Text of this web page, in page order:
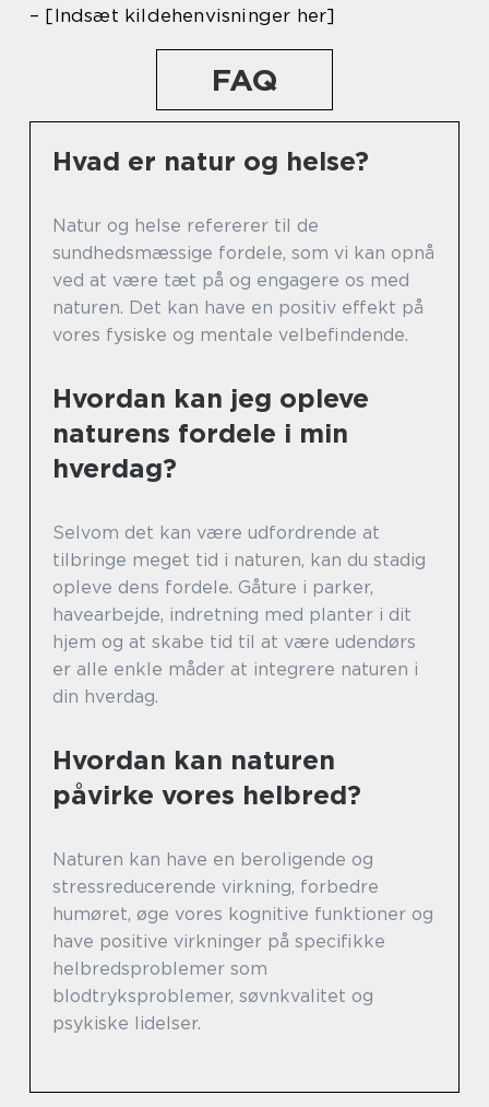
– [Indsæt kildehenvisninger her]
FAQ
Hvad er natur og helse?
Natur og helse refererer til de
sundhedsmæssige fordele, som vi kan opnå
ved at være tæt på og engagere os med
naturen. Det kan have en positiv effekt på
vores fysiske og mentale velbefindende.
Hvordan kan jeg opleve
naturens fordele i min
hverdag?
Selvom det kan være udfordrende at
tilbringe meget tid i naturen, kan du stadig
opleve dens fordele. Gåture i parker,
havearbejde, indretning med planter i dit
hjem og at skabe tid til at være udendørs
er alle enkle måder at integrere naturen i
din hverdag.
Hvordan kan naturen
påvirke vores helbred?
Naturen kan have en beroligende og
stressreducerende virkning, forbedre
humøret, øge vores kognitive funktioner og
have positive virkninger på specifikke
helbredsproblemer som
blodtryksproblemer, søvnkvalitet og
psykiske lidelser.